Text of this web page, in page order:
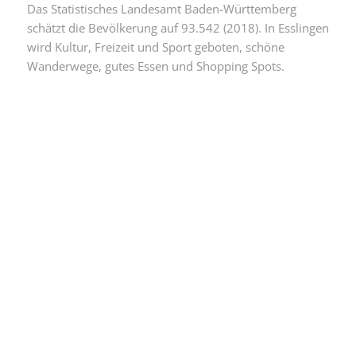
Das Statistisches Landesamt Baden-Württemberg
schätzt die Bevölkerung auf 93.542 (2018). In Esslingen
wird Kultur, Freizeit und Sport geboten, schöne
Wanderwege, gutes Essen und Shopping Spots.